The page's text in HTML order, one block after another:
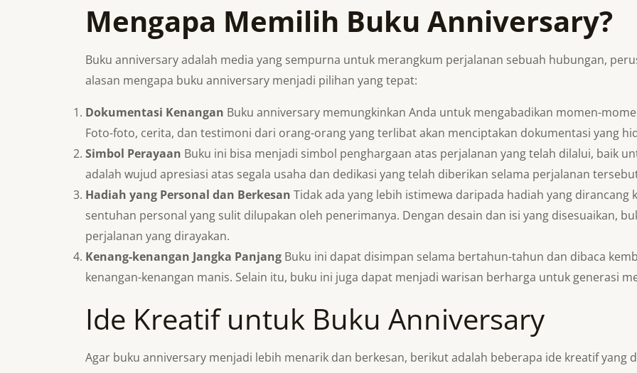
Mengapa Memilih Buku Anniversary?
Buku anniversary adalah media yang sempurna untuk merangkum perjalanan sebuah hubungan,
alasan mengapa buku anniversary menjadi pilihan yang tepat:
Dokumentasi Kenangan Buku anniversary memungkinkan Anda untuk mengabadikan momen-
Foto-foto, cerita, dan testimoni dari orang-orang yang terlibat akan menciptakan dokumentasi yang
Simbol Perayaan Buku ini bisa menjadi simbol penghargaan atas perjalanan yang telah dilalui, baik
adalah wujud apresiasi atas segala usaha dan dedikasi yang telah diberikan selama perjalanan
Hadiah yang Personal dan Berkesan Tidak ada yang lebih istimewa daripada hadiah yang
sentuhan personal yang sulit dilupakan oleh penerimanya. Dengan desain dan isi yang disesuaikan,
perjalanan yang dirayakan.
Kenang-kenangan Jangka Panjang Buku ini dapat disimpan selama bertahun-tahun dan dibaca
kenangan-kenangan manis. Selain itu, buku ini juga dapat menjadi warisan berharga untuk generasi
Ide Kreatif untuk Buku Anniversary
Agar buku anniversary menjadi lebih menarik dan berkesan, berikut adalah beberapa ide kreatif yang